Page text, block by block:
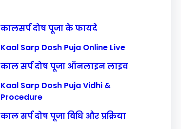
कालसर्प दोष पूजा के फायदे
Kaal Sarp Dosh Puja Online Live
काल सर्प दोष पूजा ऑनलाइन लाइव
Kaal Sarp Dosh Puja Vidhi &
Procedure
काल सर्प दोष पूजा विधि और प्रक्रिया